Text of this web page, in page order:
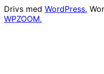
priset
var:
priset
Drivs med WordPress.
WPZOOM.